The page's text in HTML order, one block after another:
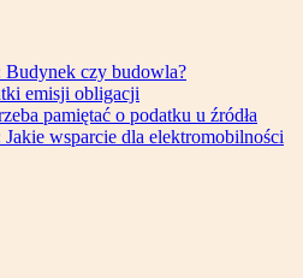
Budynek czy budowla?
emisji obligacji
pamiętać o podatku u źródła
Jakie wsparcie dla elektromobilności